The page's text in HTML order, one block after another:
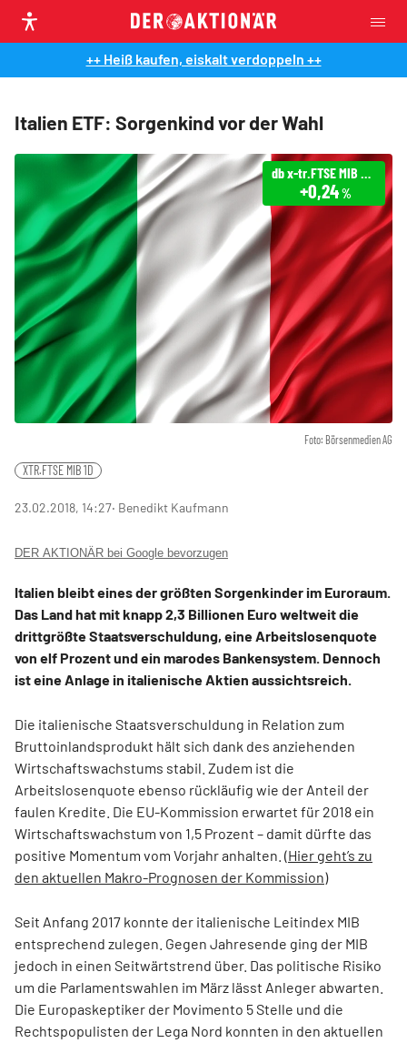
++ Heiß kaufen, eiskalt verdoppeln ++
Italien ETF: Sorgenkind vor der Wahl
Foto: Börsenmedien AG
db x-tr.FTSE MIB UCITS ETF (DR) 1D
+0,24%
XTR.FTSE MIB 1D
23.02.2018, 14:27‧ Benedikt Kaufmann
DER AKTIONÄR bei Google bevorzugen
Italien bleibt eines der größten Sorgenkinder im Euroraum.
Das Land hat mit knapp 2,3 Billionen Euro weltweit die
drittgrößte Staatsverschuldung, eine Arbeitslosenquote
von elf Prozent und ein marodes Bankensystem. Dennoch
ist eine Anlage in italienische Aktien aussichtsreich.
Die italienische Staatsverschuldung in Relation zum
Bruttoinlandsprodukt hält sich dank des anziehenden
Wirtschaftswachstums stabil. Zudem ist die
Arbeitslosenquote ebenso rückläufig wie der Anteil der
faulen Kredite. Die EU-Kommission erwartet für 2018 ein
Wirtschaftswachstum von 1,5 Prozent – damit dürfte das
positive Momentum vom Vorjahr anhalten. (Hier geht’s zu
den aktuellen Makro-Prognosen der Kommission)
Seit Anfang 2017 konnte der italienische Leitindex MIB
entsprechend zulegen. Gegen Jahresende ging der MIB
jedoch in einen Seitwärtstrend über. Das politische Risiko
um die Parlamentswahlen im März lässt Anleger abwarten.
Die Europaskeptiker der Movimento 5 Stelle und die
Rechtspopulisten der Lega Nord konnten in den aktuellen